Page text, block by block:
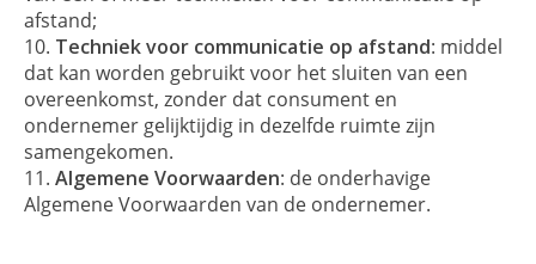
afstand;
Techniek voor communicatie op afstand: middel
dat kan worden gebruikt voor het sluiten van een
overeenkomst, zonder dat consument en
ondernemer gelijktijdig in dezelfde ruimte zijn
samengekomen.
Algemene Voorwaarden: de onderhavige
Algemene Voorwaarden van de ondernemer.